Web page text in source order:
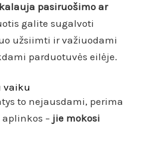
pasiruošimo ar
galite sugalvoti
užsiimti ir važiuodami
parduotuvės eilėje.
vaiku
to nejausdami, perima
– jie mokosi